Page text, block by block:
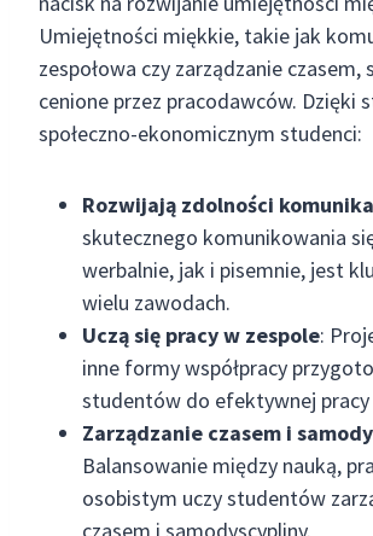
Umiejętności miękkie, takie jak
zespołowa czy zarządzanie czasem,
cenione przez pracodawców. Dzięki
społeczno-ekonomicznym studenci:
Rozwijają zdolności
skutecznego komunikowania
werbalnie, jak i pisemnie, jest
wielu zawodach.
Uczą się pracy w zespole:
inne formy współpracy
studentów do efektywnej pracy
Zarządzanie czasem i
Balansowanie między nauką,
osobistym uczy studentów
czasem i samodyscypliny.